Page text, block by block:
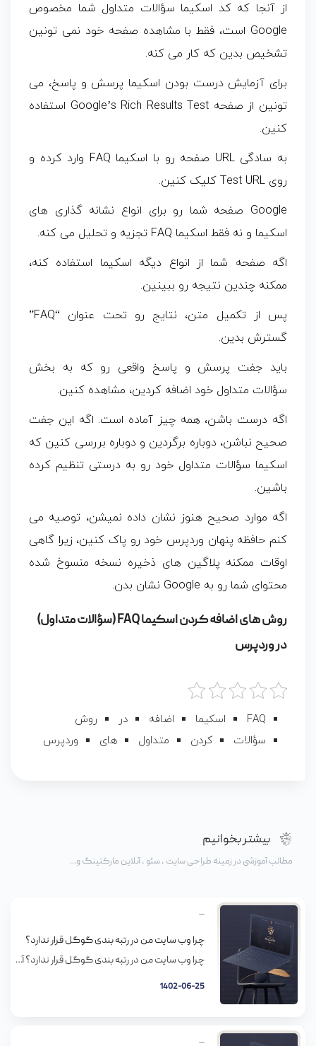
از آنجا که کد اسکیما سؤالات متداول شما مخصوص
Google است، فقط با مشاهده صفحه خود نمی تونین
تشخیص بدین که کار می کنه.
برای آزمایش درست بودن اسکیما پرسش و پاسخ، می
تونین از صفحه Google’s Rich Results Test استفاده
کنین.
به سادگی URL صفحه رو با اسکیما FAQ وارد کرده و
روی Test URL کلیک کنین.
Google صفحه شما رو برای انواع نشانه گذاری های
اسکیما و نه فقط اسکیما FAQ تجزیه و تحلیل می کنه.
اگه صفحه شما از انواع دیگه اسکیما استفاده کنه،
ممکنه چندین نتیجه رو ببینین.
پس از تکمیل متن، نتایج رو تحت عنوان “FAQ”
گسترش بدین.
باید جفت پرسش و پاسخ واقعی رو که به بخش
سؤالات متداول خود اضافه کردین، مشاهده کنین.
اگه درست باشن، همه چیز آماده است. اگه این جفت
صحیح نباشن، دوباره برگردین و دوباره بررسی کنین که
اسکیما سؤالات متداول خود رو به درستی تنظیم کرده
باشین.
اگه موارد صحیح هنوز نشان داده نمیشن، توصیه می
کنم حافظه پنهان وردپرس خود رو پاک کنین، زیرا گاهی
اوقات ممکنه پلاگین های ذخیره نسخه منسوخ شده
محتوای شما رو به Google نشان بدن.
روش های اضافه کردن اسکیما FAQ (سؤالات متداول)
در وردپرس
FAQ اسکیما اضافه در
روش
سؤالات
کردن متداول های وردپرس
بیشتر بخوانیم
مطالب آموزشی در زمینه طراحی سایت ، سئو ، آنلاین مارکتینگ و...
چرا وب سایت من در رتبه بندی گوگل قرار ندارد؟
چرا وب سایت من در رتبه بندی گوگل قرار ندارد؟ آیا وب سایت مشا رد رتبه بندی گوگل قرار ندارد؟آیا شما در فهمیدن اینکه چرا در رتبه بندی قرار ندارید دچار مشکل شده اید؟چند مورد از فاکتورهای رتبه بندی را به شما معرفی میکنیم که کمک میکند در رتبه بندی گوگل محل قرار گیری خود […]
1402-06-25